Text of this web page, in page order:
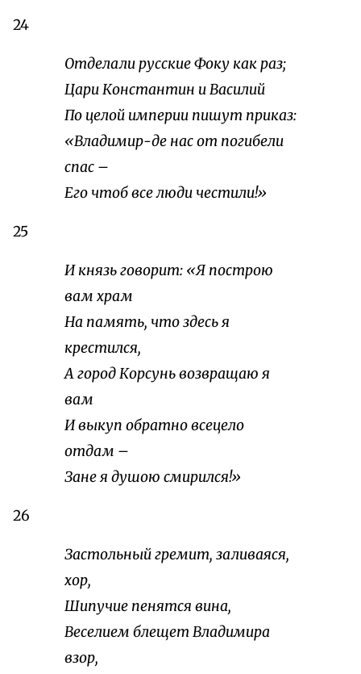
24
Отделали русские Фоку как раз;
Цари Константин и Василий
По целой империи пишут приказ:
«Владимир-де нас от погибели
спас –
Его чтоб все люди честили!»
25
И князь говорит: «Я построю
вам храм
На память, что здесь я
крестился,
А город Корсунь возвращаю я
вам
И выкуп обратно всецело
отдам –
Зане я душою смирился!»
26
Застольный гремит, заливаяся,
хор,
Шипучие пенятся вина,
Веселием блещет Владимира
взор,